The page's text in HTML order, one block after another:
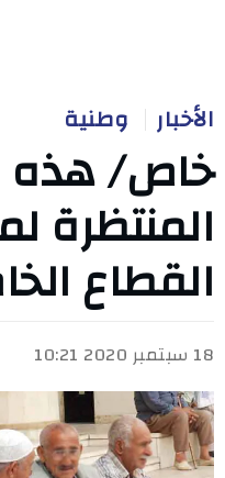
الأخبار وطنية
خاص/ هذه
المنتظرة
القطاع
18 سبتمبر 2020 10:21